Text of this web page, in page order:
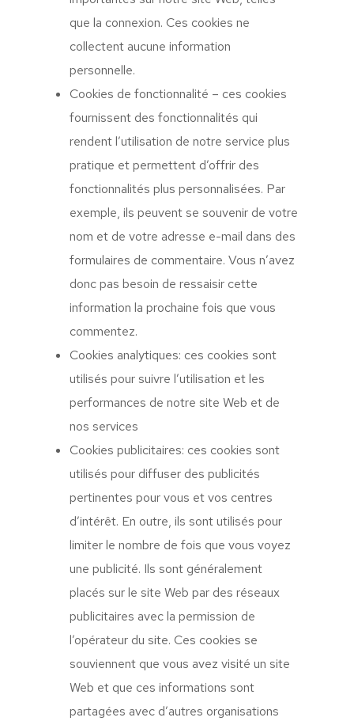
que la connexion. Ces cookies ne
collectent aucune information
personnelle.
Cookies de fonctionnalité – ces cookies
fournissent des fonctionnalités qui
rendent l’utilisation de notre service plus
pratique et permettent d’offrir des
fonctionnalités plus personnalisées. Par
exemple, ils peuvent se souvenir de votre
nom et de votre adresse e-mail dans des
formulaires de commentaire. Vous n’avez
donc pas besoin de ressaisir cette
information la prochaine fois que vous
commentez.
Cookies analytiques: ces cookies sont
utilisés pour suivre l’utilisation et les
performances de notre site Web et de
nos services
Cookies publicitaires: ces cookies sont
utilisés pour diffuser des publicités
pertinentes pour vous et vos centres
d’intérêt. En outre, ils sont utilisés pour
limiter le nombre de fois que vous voyez
une publicité. Ils sont généralement
placés sur le site Web par des réseaux
publicitaires avec la permission de
l’opérateur du site. Ces cookies se
souviennent que vous avez visité un site
Web et que ces informations sont
partagées avec d’autres organisations